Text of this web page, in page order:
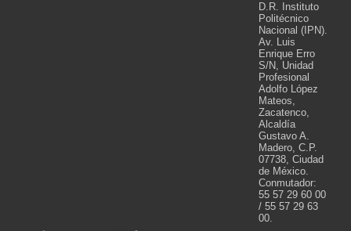
D.R. Instituto
Politécnico
Nacional (IPN).
Av. Luis
Enrique Erro
S/N, Unidad
Profesional
Adolfo López
Mateos,
Zacatenco,
Alcaldía
Gustavo A.
Madero, C.P.
07738, Ciudad
de México.
Conmutador:
55 57 29 60 00
/ 55 57 29 63
00.